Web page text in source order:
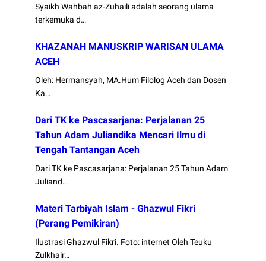
Syaikh Wahbah az-Zuhaili adalah seorang ulama
terkemuka d…
KHAZANAH MANUSKRIP WARISAN ULAMA
ACEH
Oleh: Hermansyah, MA.Hum Filolog Aceh dan Dosen
Ka…
Dari TK ke Pascasarjana: Perjalanan 25
Tahun Adam Juliandika Mencari Ilmu di
Tengah Tantangan Aceh
Dari TK ke Pascasarjana: Perjalanan 25 Tahun Adam
Juliand…
Materi Tarbiyah Islam - Ghazwul Fikri
(Perang Pemikiran)
Ilustrasi Ghazwul Fikri. Foto: internet Oleh Teuku
Zulkhair…